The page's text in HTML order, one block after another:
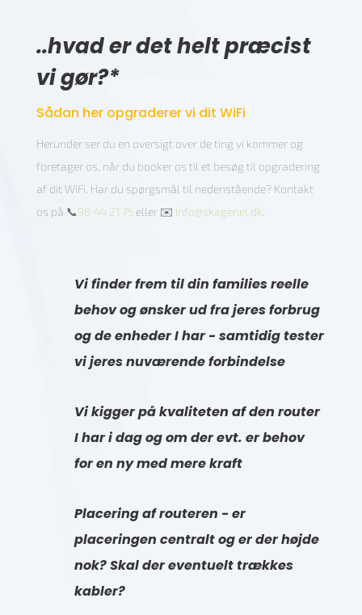
..hvad er det helt præcist
vi gør?*
Sådan her opgraderer vi dit WiFi
Herunder ser du en oversigt over de ting vi kommer og
foretager os, når du booker os til et besøg til opgradering
af dit WiFi. Har du spørgsmål til nedenstående? Kontakt
os på 📞98 44 21 75eller ✉️ info@skagenel.dk
Vi finder frem til din families reelle
behov og ønsker ud fra jeres forbrug
og de enheder I har - samtidig tester
vi jeres nuværende forbindelse
Vi kigger på kvaliteten af den router
I har i dag og om der evt. er behov
for en ny med mere kraft
Placering af routeren - er
placeringen centralt og er der højde
nok? Skal der eventuelt trækkes
kabler?